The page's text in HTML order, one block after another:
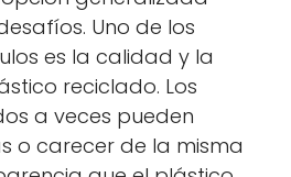
Uno de los
es la calidad y la
reciclado. Los
a veces pueden
o carecer de la misma